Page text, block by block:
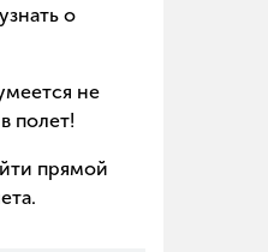
о
не
полет!
прямой